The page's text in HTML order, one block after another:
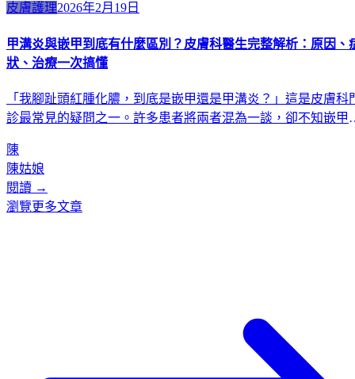
皮膚護理2026年2月19日
甲溝炎與嵌甲到底有什麼區別？皮膚科醫生完整解析：原因、
狀、治療一次搞懂
「我腳趾頭紅腫化膿，到底是嵌甲還是甲溝炎？」這是皮膚科
診最常見的疑問之一。許多患者將兩者混為一談，卻不知嵌甲
由皮膚科醫生專業解析嵌甲與甲溝炎的定義、核心差異、症狀
比與日常養護要點，協助您正確辨別、精準處理，不再用錯方
耽誤病情。
陳
陳姑娘
閱讀 →
瀏覽更多文章